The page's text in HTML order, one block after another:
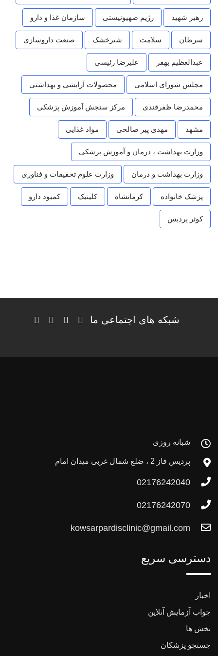
رهبر شهید رژیم صهیونیستی سازمان غذا و دارو
سرطان سلامت شیرخشک صنعت داروسازی
عبدالعظیم بهفر علیرضا رئیسی
مجلس شورای اسلامی محصولات آرایشی و بهداشتی
محمدرضا ظفرقندی مرکز سنجش آموزش پزشکی
مشهد مهدی پیر صالحی مواد غذایی
وزارت بهداشت ، درمان و آموزش پزشکی
وزارت بهداشت و درمان وزارت علوم تحقیقات و فناوری
پزشک خانواده کرمانشاه کلینیک کمبود دارو
کوثر پردیس
شبکه های اجتماعی ما
شبانه روزی
پردیس فاز 2 ، ضلع شمال غربی میدان امام
02176242040
02176242070
kowsarpardisclinic@gmail.com
دسترسی سریع
اخبار
جواب آزمایش آنلاین
بخش ها
جستجو پزشکان